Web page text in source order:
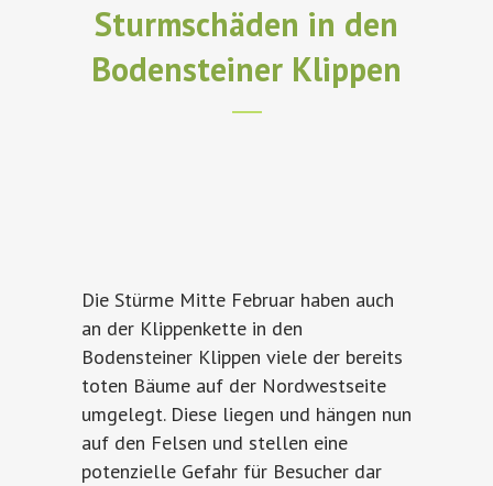
Sturmschäden in den
Bodensteiner Klippen
Die Stürme Mitte Februar haben auch
an der Klippenkette in den
Bodensteiner Klippen viele der bereits
toten Bäume auf der Nordwestseite
umgelegt. Diese liegen und hängen nun
auf den Felsen und stellen eine
potenzielle Gefahr für Besucher dar